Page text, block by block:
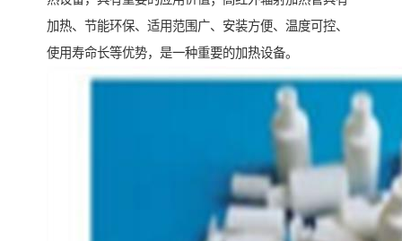
加热、节能环保、适用范围广、安装方便、温度可控、
使用寿命长等优势，是一种重要的加热设备。